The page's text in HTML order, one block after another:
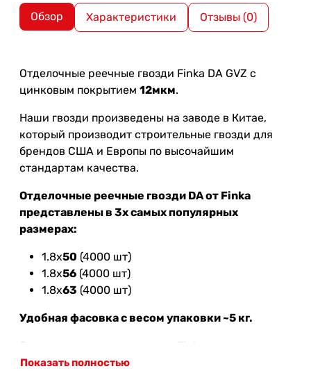
Обзор Характеристики Отзывы (0)
Отделочные реечные гвозди Finka DA GVZ с
цинковым покрытием 12мкм.
Наши гвозди произведены на заводе в Китае,
который производит строительные гвозди для
брендов США и Европы по высочайшим
стандартам качества.
Отделочные реечные гвозди DA от Finka
представлены в 3х самых популярных
размерах:
1.8х50 (4000 шт)
1.8х56 (4000 шт)
1.8х63 (4000 шт)
Удобная фасовка с весом упаковки ~5 кг.
супер качественную и прочную коробку из
Показать полностью